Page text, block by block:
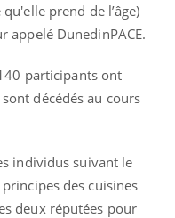
prend de l’âge)
appelé DunedinPACE.
participants ont
décédés au cours
individus suivant le
des cuisines
deux réputées pour